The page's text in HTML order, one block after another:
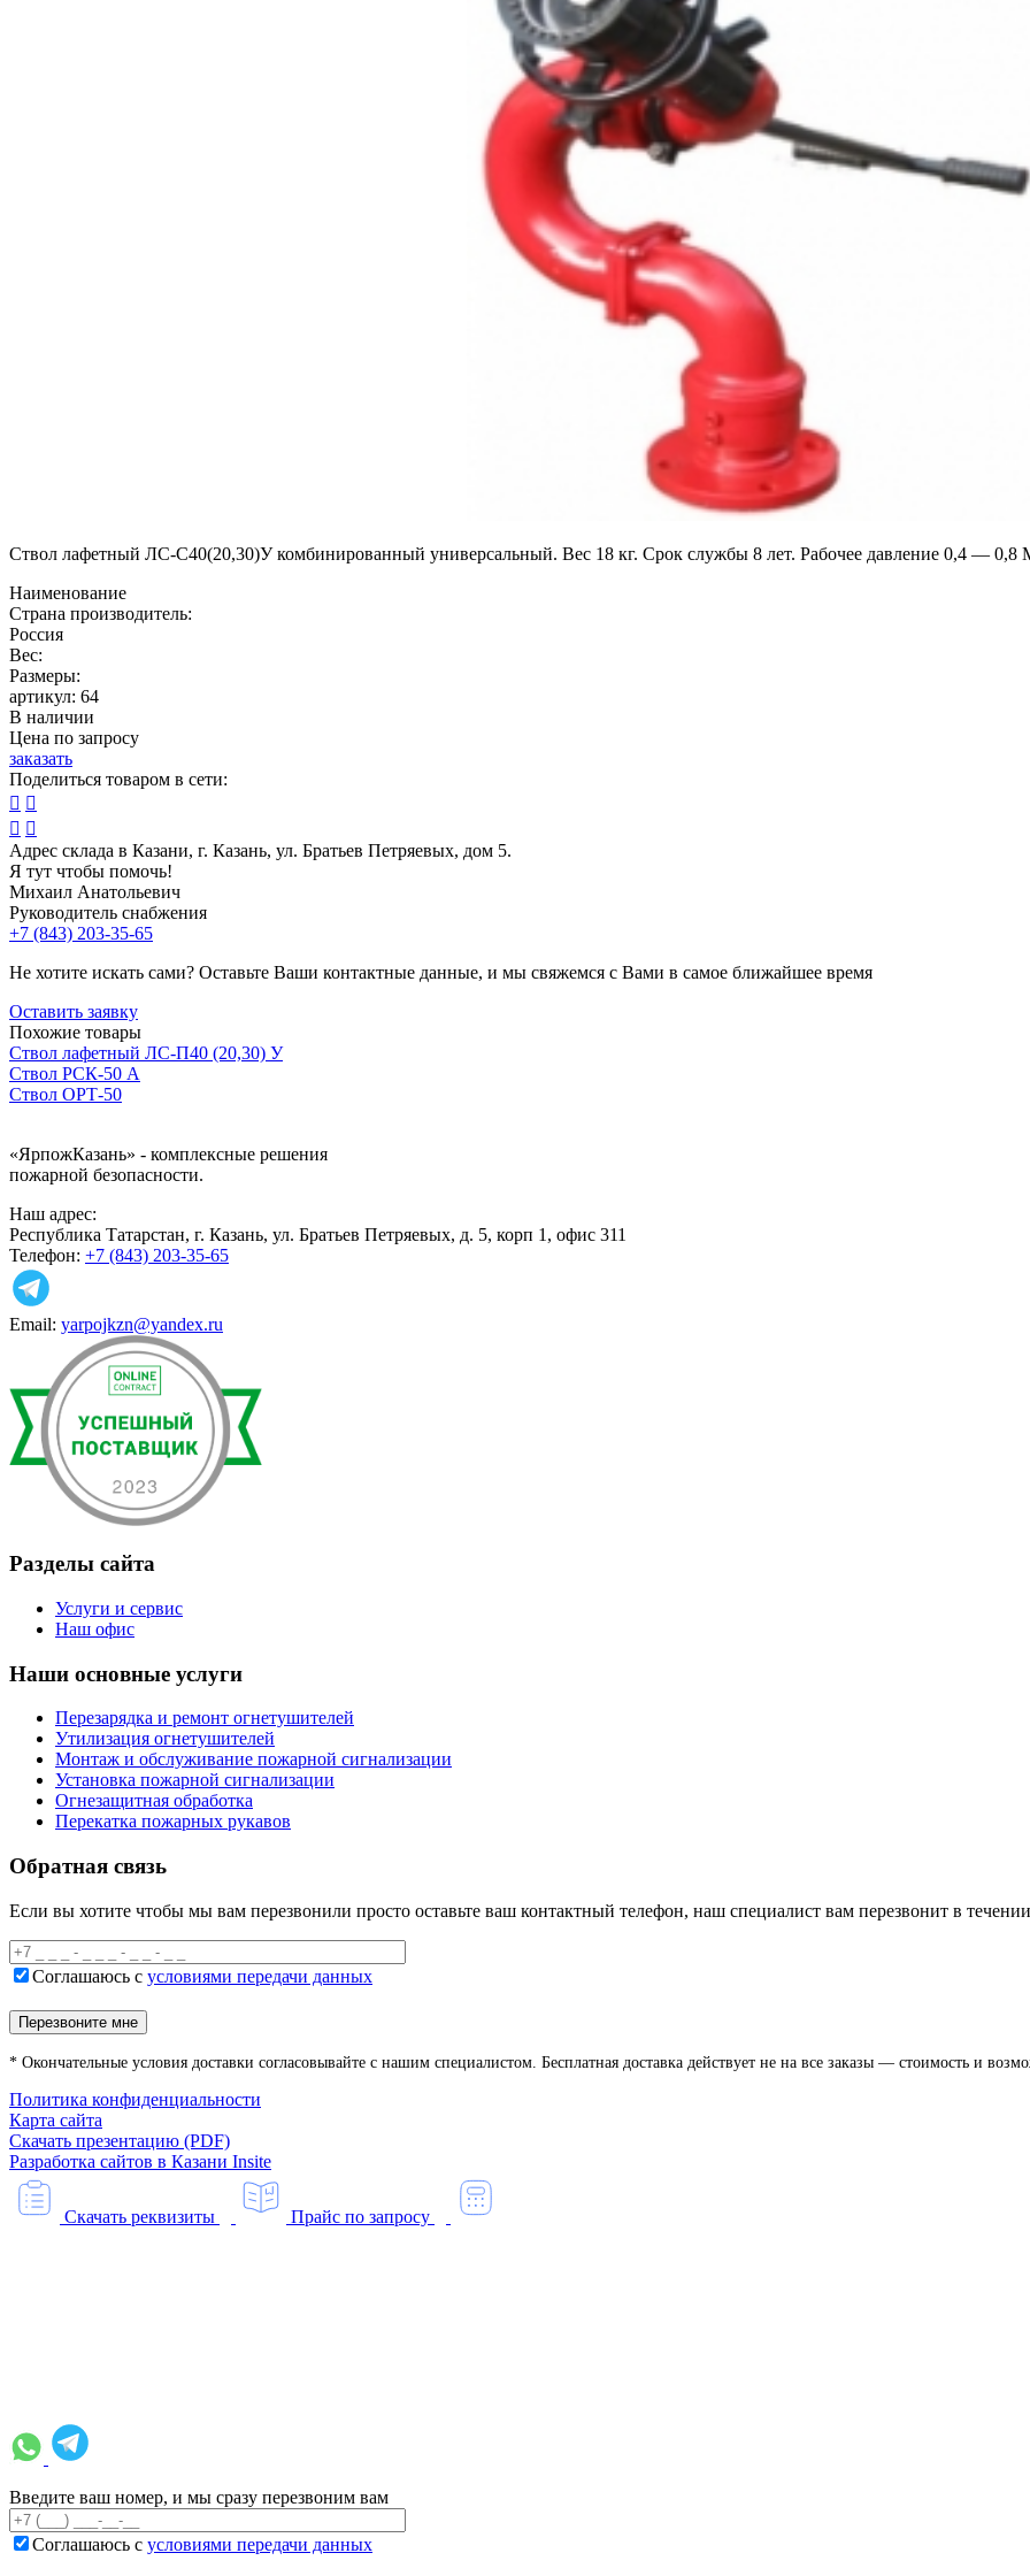
Ствол лафетный ЛС-С40(20,30)У комбинированный универсальный. Вес 18 кг. Срок службы 8 лет. Рабочее давление 0,4 — 0,8
Наименование
Страна производитель:
Россия
Вес:
Размеры:
артикул: 64
В наличии
Цена по запросу
заказать
Поделиться товаром в сети:
 
 
Адрес склада в Казани, г. Казань, ул. Братьев Петряевых, дом 5.
Я тут чтобы помочь!
Михаил Анатольевич
Руководитель снабжения
+7 (843) 203-35-65
Не хотите искать сами? Оставьте Ваши контактные данные, и мы свяжемся с Вами в самое ближайшее время
Оставить заявку
Похожие товары
Ствол лафетный ЛС-П40 (20,30) У
Ствол РСК-50 А
Ствол ОРТ-50
«ЯрпожКазань» - комплексные решения
пожарной безопасности.
Наш адрес:
Республика Татарстан, г. Казань, ул. Братьев Петряевых, д. 5, корп 1, офис 311
Телефон: +7 (843) 203-35-65
Email: yarpojkzn@yandex.ru
Разделы сайта
Услуги и сервис
Наш офис
Наши основные услуги
Перезарядка и ремонт огнетушителей
Утилизация огнетушителей
Монтаж и обслуживание пожарной сигнализации
Установка пожарной сигнализации
Огнезащитная обработка
Перекатка пожарных рукавов
Обратная связь
Если вы хотите чтобы мы вам перезвонили просто оставьте ваш контактный телефон, наш специалист вам перезвонит в
Соглашаюсь с условиями передачи данных
* Окончательные условия доставки согласовывайте с нашим специалистом. Бесплатная доставка действует не на все заказы — стоимость и
Политика конфиденциальности
Карта сайта
Скачать презентацию (PDF)
Разработка сайтов в Казани Insite
Скачать реквизиты Прайс по запросу
Введите ваш номер, и мы сразу перезвоним вам
Соглашаюсь с условиями передачи данных